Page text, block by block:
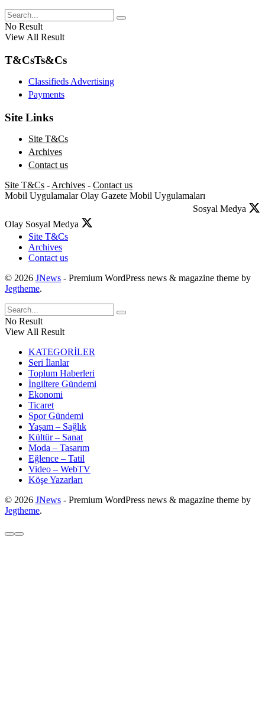
No Result
View All Result
T&CsTs&Cs
Classifieds Advertising
Payments
Site Links
Site T&Cs
Archives
Contact us
Site T&Cs - Archives - Contact us
Mobil Uygulamalar Olay Gazete Mobil Uygulamaları
Sosyal Medya
Olay Sosyal Medya
Site T&Cs
Archives
Contact us
© 2026 JNews - Premium WordPress news & magazine theme by
Jegtheme.
No Result
View All Result
KATEGORİLER
Seri İlanlar
Toplum Haberleri
İngiltere Gündemi
Ekonomi
Ticaret
Spor Gündemi
Yaşam – Sağlık
Kültür – Sanat
Moda – Tasarım
Eğlence – Tatil
Video – WebTV
Köşe Yazarları
© 2026 JNews - Premium WordPress news & magazine theme by
Jegtheme.